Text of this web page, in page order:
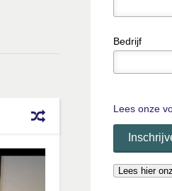
Bedrijf
Lees onze